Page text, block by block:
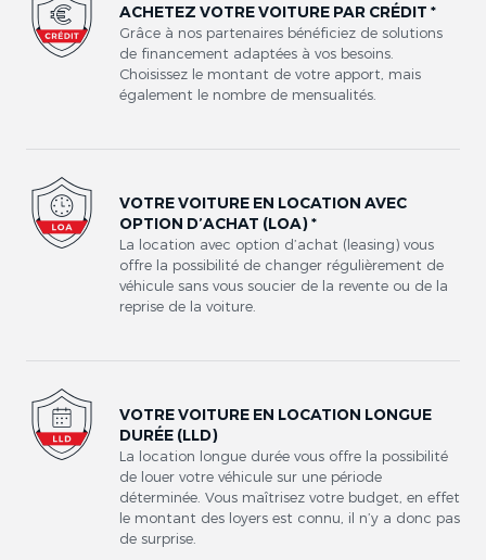
ACHETEZ VOTRE VOITURE PAR CRÉDIT *
Grâce à nos partenaires bénéficiez de solutions
de financement adaptées à vos besoins.
Choisissez le montant de votre apport, mais
également le nombre de mensualités.
VOTRE VOITURE EN LOCATION AVEC
OPTION D’ACHAT (LOA) *
La location avec option d’achat (leasing) vous
offre la possibilité de changer régulièrement de
véhicule sans vous soucier de la revente ou de la
reprise de la voiture.
VOTRE VOITURE EN LOCATION LONGUE
DURÉE (LLD)
La location longue durée vous offre la possibilité
de louer votre véhicule sur une période
déterminée. Vous maîtrisez votre budget, en effet
le montant des loyers est connu, il n’y a donc pas
de surprise.